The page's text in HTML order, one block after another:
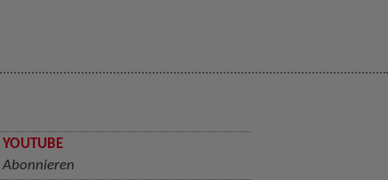
YOUTUBE
Abonnieren